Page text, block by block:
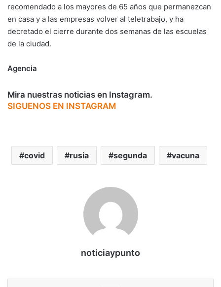
recomendado a los mayores de 65 años que permanezcan
en casa y a las empresas volver al teletrabajo, y ha
decretado el cierre durante dos semanas de las escuelas
de la ciudad.
Agencia
Mira nuestras noticias en Instagram.
SIGUENOS EN INSTAGRAM
covid rusia segunda vacuna
noticiaypunto